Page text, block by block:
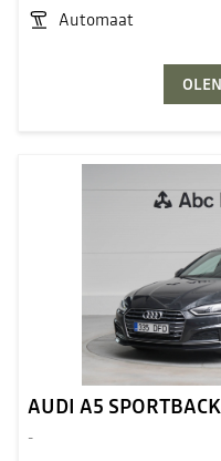
Automaat
AUDI A5
-